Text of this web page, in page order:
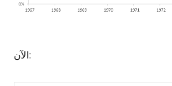
الآن: